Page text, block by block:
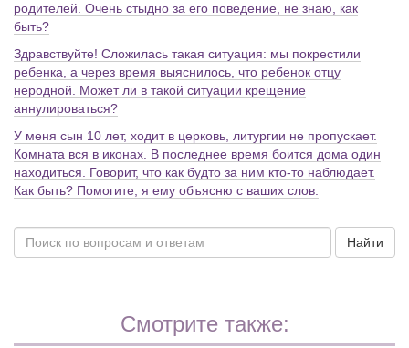
родителей. Очень стыдно за его поведение, не знаю, как
быть?
Здравствуйте! Сложилась такая ситуация: мы покрестили
ребенка, а через время выяснилось, что ребенок отцу
неродной. Может ли в такой ситуации крещение
аннулироваться?
У меня сын 10 лет, ходит в церковь, литургии не пропускает.
Комната вся в иконах. В последнее время боится дома один
находиться. Говорит, что как будто за ним кто-то наблюдает.
Как быть? Помогите, я ему объясню с ваших слов.
Найти
Смотрите также: